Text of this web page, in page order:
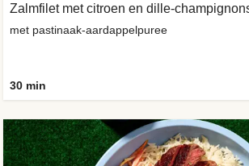
Zalmfilet met citroen en dille-
met pastinaak-aardappelpuree
30 min